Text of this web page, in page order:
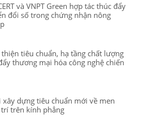
và VNPT Green hợp tác thúc đẩy
đổi số trong chứng nhận nông
thiện tiêu chuẩn, hạ tầng chất lượng
thương mại hóa công nghệ chiến
xây dựng tiêu chuẩn mới về men
trên kính phẳng